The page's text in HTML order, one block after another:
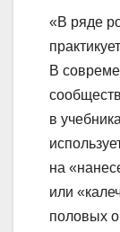
«В ряде
В
в
на
или
половых